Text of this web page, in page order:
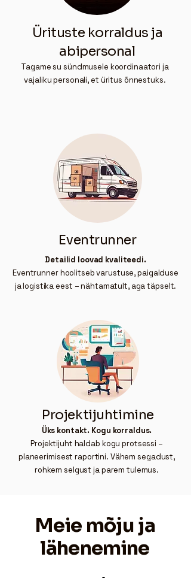
Ürituste korraldus ja
abipersonal
Tagame su sündmusele koordinaatori ja
vajaliku personali, et üritus õnnestuks.
Eventrunner
Detailid loovad kvaliteedi.
Eventrunner hoolitseb varustuse, paigalduse
ja logistika eest – nähtamatult, aga täpselt.
Projektijuhtimine
Üks kontakt. Kogu korraldus.
Projektijuht haldab kogu protsessi –
planeerimisest raportini. Vähem segadust,
rohkem selgust ja parem tulemus.
Meie mõju ja
lähenemine